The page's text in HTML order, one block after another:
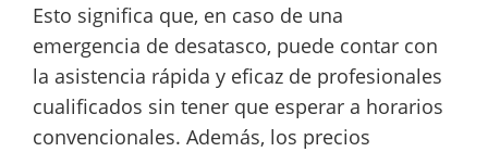
Esto significa que, en caso de una
emergencia de desatasco, puede contar con
la asistencia rápida y eficaz de profesionales
cualificados sin tener que esperar a horarios
convencionales. Además, los precios